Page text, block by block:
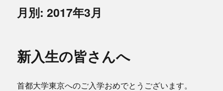
月別: 2017年3月
新入生の皆さんへ
首都大学東京へのご入学おめでとうございます。